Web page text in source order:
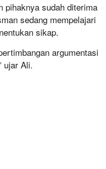
pihaknya sudah diterima
sedang mempelajari
sikap.
argumentasi
ujar Ali.